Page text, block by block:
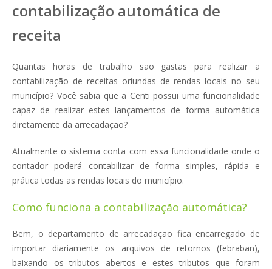
contabilização automática de
receita
Quantas horas de trabalho são gastas para realizar a
contabilização de receitas oriundas de rendas locais no seu
município? Você sabia que a Centi possui uma funcionalidade
capaz de realizar estes lançamentos de forma automática
diretamente da arrecadação?
Atualmente o sistema conta com essa funcionalidade onde o
contador poderá contabilizar de forma simples, rápida e
prática todas as rendas locais do município.
Como funciona a contabilização automática?
Bem, o departamento de arrecadação fica encarregado de
importar diariamente os arquivos de retornos (febraban),
baixando os tributos abertos e estes tributos que foram